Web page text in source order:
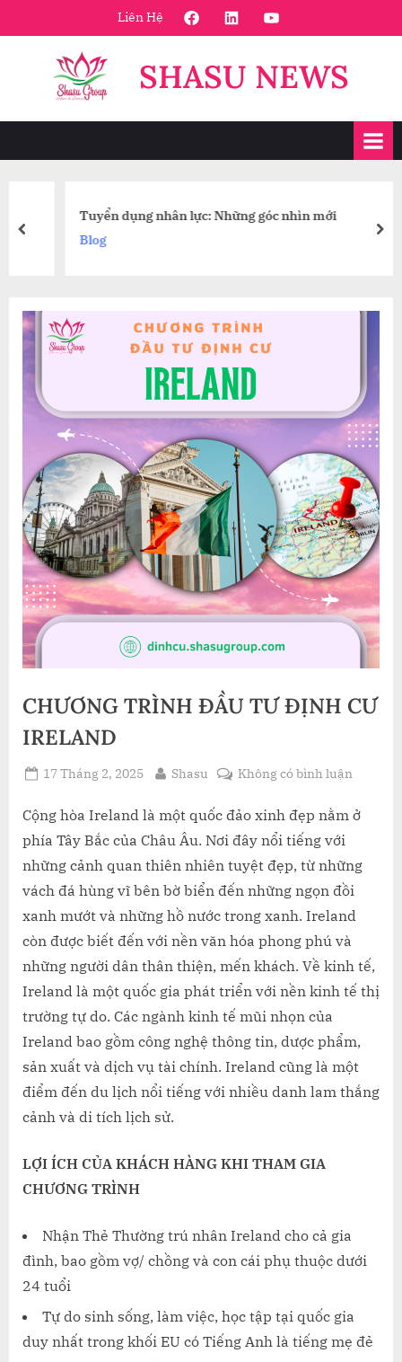
to
Liên Hệ FaceBookLinkedinYoutube
SHASU NEWS
Tuyển dụng nhân lực: Những góc nhìn mới
prev
CHƯƠNG TRÌNH ĐẦU TƯ ĐỊNH CƯ
IRELAND
Posted
17 Tháng 2, 2025 By
Shasu Không có bình luậnở
TRÌNH
ĐỊNH
CƯ
Cộng hòa Ireland là một quốc đảo xinh đẹp nằm ở
phía Tây Bắc của Châu Âu. Nơi đây nổi tiếng với
những cảnh quan thiên nhiên tuyệt đẹp, từ những
vách đá hùng vĩ bên bờ biển đến những ngọn đồi
xanh mướt và những hồ nước trong xanh. Ireland
còn được biết đến với nền văn hóa phong phú và
những người dân thân thiện, mến khách. Về kinh tế,
Ireland là một quốc gia phát triển với nền kinh tế thị
trường tự do. Các ngành kinh tế mũi nhọn của
Ireland bao gồm công nghệ thông tin, dược phẩm,
sản xuất và dịch vụ tài chính. Ireland cũng là một
điểm đến du lịch nổi tiếng với nhiều danh lam thắng
cảnh và di tích lịch sử.
LỢI ÍCH CỦA KHÁCH HÀNG KHI THAM GIA
CHƯƠNG TRÌNH
Nhận Thẻ Thường trú nhân Ireland cho cả gia
đình, bao gồm vợ/ chồng và con cái phụ thuộc dưới
24 tuổi
Tự do sinh sống, làm việc, học tập tại quốc gia
duy nhất trong khối EU có Tiếng Anh là tiếng mẹ đẻ